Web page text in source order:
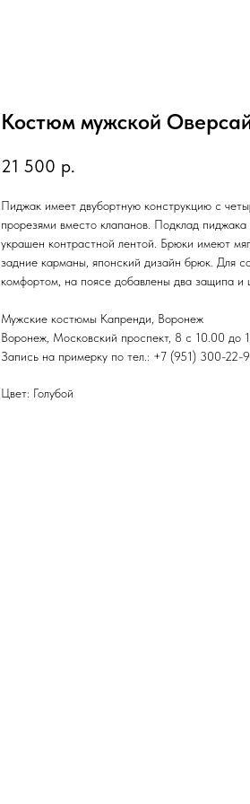
Костюм мужской
21 500 р.
Пиджак имеет двубортную конструкцию с
прорезями вместо клапанов. Подклад
украшен контрастной лентой. Брюки имеют
задние карманы, японский дизайн брюк. Для
комфортом, на поясе добавлены два защипа и
Мужские костюмы Капренди, Воронеж
Воронеж, Московский проспект, 8 с 10.00 до
Запись на примерку по тел.: +7 (951) 300-22-
Цвет: Голубой